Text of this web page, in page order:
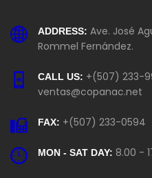
ADDRESS: Ave. José
Rommel Fernández.
CALL US: +(507) 233-
ventas@copanac.net
FAX: +(507) 233-0594
MON - SAT DAY: 8.00 -